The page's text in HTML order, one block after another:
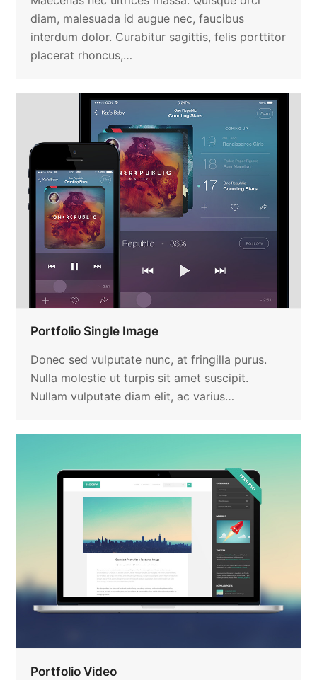
diam, malesuada id augue nec, faucibus
interdum dolor. Curabitur sagittis, felis porttitor
placerat rhoncus,…
Portfolio Single Image
Donec sed vulputate nunc, at fringilla purus.
Nulla molestie ut turpis sit amet suscipit.
Nullam vulputate diam elit, ac varius…
Portfolio Video